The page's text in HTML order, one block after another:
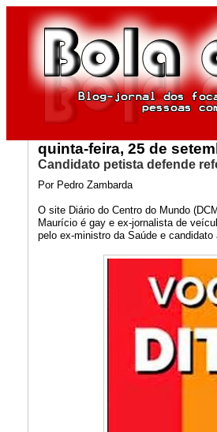
quinta-feira, 25 de
Candidato petista defende
Por Pedro Zambarda
O site Diário do Centro do Mundo
Maurício é gay e ex-jornalista de
pelo ex-ministro da Saúde e